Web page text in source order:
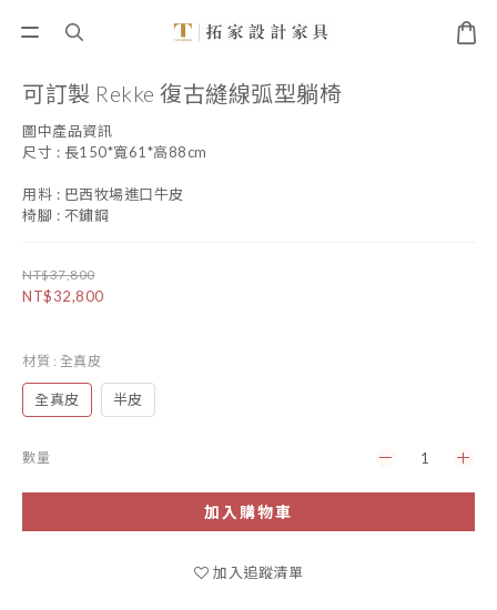
可訂製 Rekke 復古縫線弧型躺椅
圖中產品資訊
尺寸 : 長150*寬61*高88cm
用料 : 巴西牧場進口牛皮
椅腳 : 不鏽鋼
NT$37,800
NT$32,800
材質 : 全真皮
全真皮 半皮
數量
加入購物車
加入追蹤清單